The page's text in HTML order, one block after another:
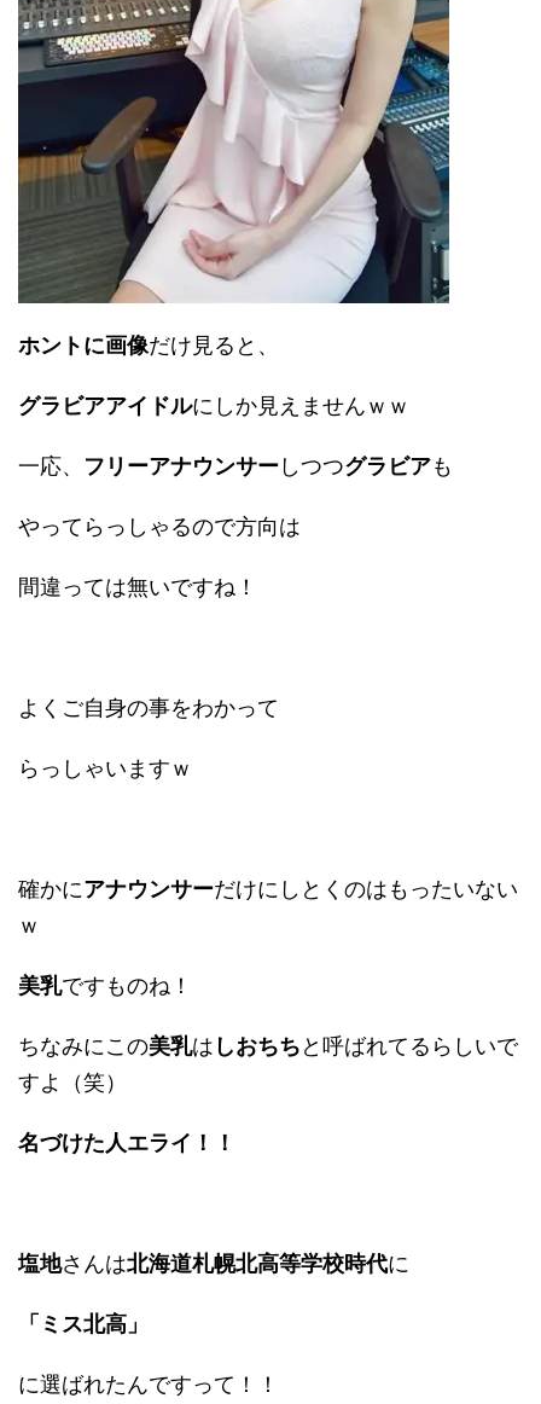
ホントに画像だけ見ると、
グラビアアイドルにしか見えませんｗｗ
一応、 フリーアナウンサーしつつグラビアも
やってらっしゃるので方向は
間違っては無いですね！
よくご自身の事をわかって
らっしゃいますｗ
確かにアナウンサーだけにしとくのはもったいない
ｗ
美乳ですものね！
ちなみにこの美乳は しおちちと呼ばれてるらしいで
すよ（笑）
名づけた人エライ！！
塩地さんは北海道札幌北高等学校時代に
「ミス北高」
に選ばれたんですって！！